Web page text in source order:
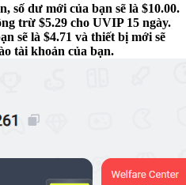
số dư mới của bạn sẽ là $10.00.
trừ $5.29 cho UVIP 15 ngày.
sẽ là $4.71 và thiết bị mới sẽ
tài khoản của bạn.